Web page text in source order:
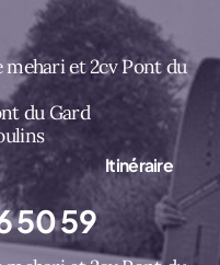
et 2cv Pont du
du Gard
Itinéraire
50 59